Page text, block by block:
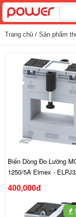
Tìm
kiếm
Trang chủ / Sản phẩm
Biến Dòng Đo Lường
1250/5A Elmex -
400,000đ